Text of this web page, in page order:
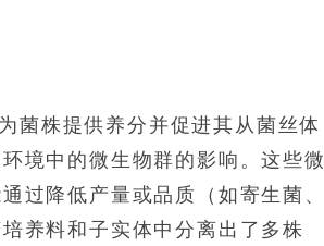
菌株提供养分并促进其从菌丝体
境中的微生物群的影响。这些微
过降低产量或品质（如寄生菌、
养料和子实体中分离出了多株